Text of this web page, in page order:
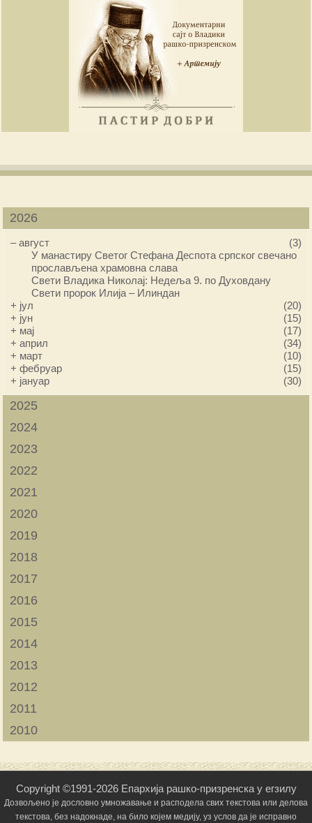
2026
–август
(3)
У манастиру Светог Стефана Деспота српског свечано
прослављена храмовна слава
Свети Владика Николај: Недеља 9. по Духовдану
Свети пророк Илија – Илиндан
+ јул
(20)
+ јун
(15)
+ мај
(17)
+април
(34)
+ март
(10)
+фебруар
(15)
+ јануар (30)
2025
2024
2023
2022
2021
2020
2019
2018
2017
2016
2015
2014
2013
2012
2011
2010
Copyright ©1991-2026 Епархија рашко-призренска у егзилу
Дозвољено је дословно умножавање и расподела свих текстова или делова
текстова, без надокнаде, на било којем медију, уз услов да је исправно